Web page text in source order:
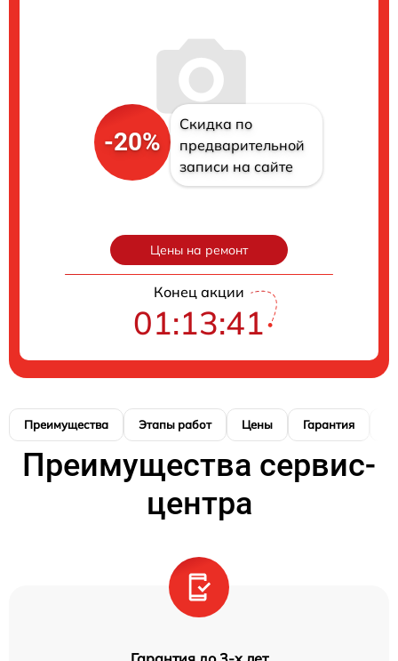
-20%
Скидка по
предварительной
записи на сайте
Цены на ремонт
Конец акции
01:13:40
Преимущества Этапы работ Цены Гарантия
Преимущества сервис-
центра